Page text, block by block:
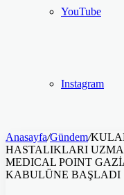
YouTube
Instagram
Anasayfa/Gündem/
HASTALIKLARI
MEDICAL POINT
KABULÜNE BAŞLADI